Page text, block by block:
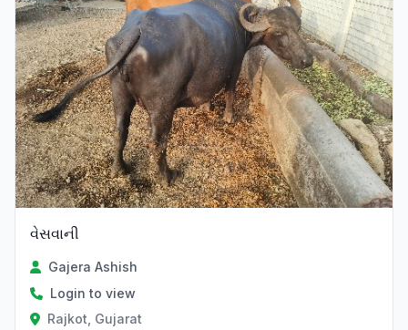
વેસવાની
Gajera Ashish
Login to view
Rajkot, Gujarat